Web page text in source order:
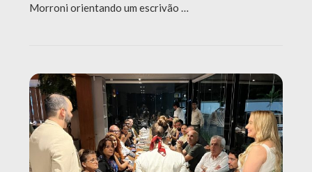
Morroni orientando um escrivão …